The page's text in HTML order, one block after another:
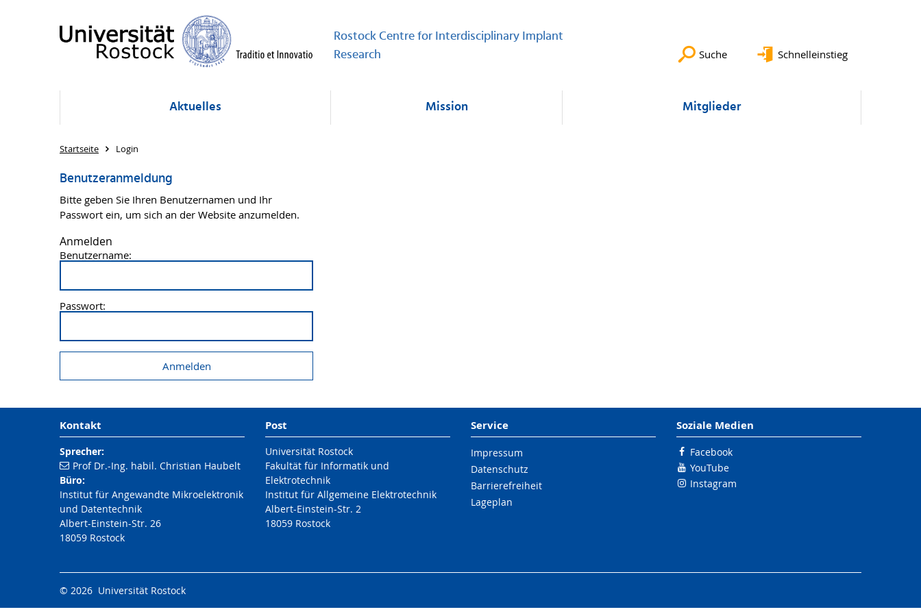
Rostock Centre for Interdisciplinary Implant
Research
Suche Schnelleinstieg
Aktuelles Mission Mitglieder
Startseite Login
Benutzeranmeldung
Bitte geben Sie Ihren Benutzernamen und Ihr
Passwort ein, um sich an der Website anzumelden.
Anmelden
Benutzername:
Passwort:
Kontakt
Sprecher:
Prof Dr.-Ing. habil. Christian Haubelt
Büro:
Institut für Angewandte Mikroelektronik
und Datentechnik
Albert-Einstein-Str. 26
18059 Rostock
Post
Universität Rostock
Fakultät für Informatik und
Elektrotechnik
Institut für Allgemeine Elektrotechnik
Albert-Einstein-Str. 2
18059 Rostock
Service
Impressum
Datenschutz
Barrierefreiheit
Lageplan
Soziale Medien
Facebook
YouTube
Instagram
© 2026 Universität Rostock